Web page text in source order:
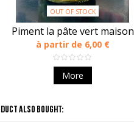
OUT OF STOCK
Piment la pâte vert maison
à partir de 6,00 €
More
ALSO BOUGHT: